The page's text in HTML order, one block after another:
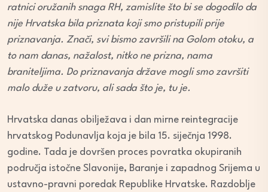
ratnici oružanih snaga RH, zamislite što bi se dogodilo da
nije Hrvatska bila priznata koji smo pristupili prije
priznavanja. Znači, svi bismo završili na Golom otoku, a
to nam danas, nažalost, nitko ne prizna, nama
braniteljima. Do priznavanja države mogli smo završiti
malo duže u zatvoru, ali sada što je, tu je.
Hrvatska danas obilježava i dan mirne reintegracije
hrvatskog Podunavlja koja je bila 15. siječnja 1998.
godine. Tada je dovršen proces povratka okupiranih
područja istočne Slavonije, Baranje i zapadnog Srijema u
ustavno-pravni poredak Republike Hrvatske. Razdoblje